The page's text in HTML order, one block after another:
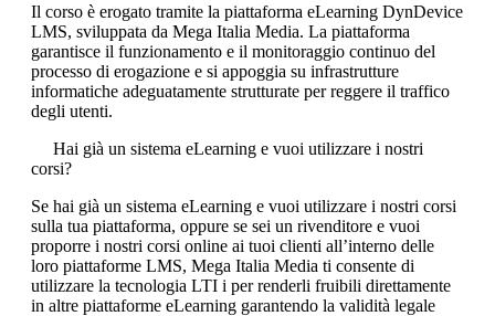
Il corso è erogato tramite la piattaforma eLearning DynDevice
LMS, sviluppata da Mega Italia Media. La piattaforma
garantisce il funzionamento e il monitoraggio continuo del
processo di erogazione e si appoggia su infrastrutture
informatiche adeguatamente strutturate per reggere il traffico
degli utenti.
Hai già un sistema eLearning e vuoi utilizzare i nostri
corsi?
Se hai già un sistema eLearning e vuoi utilizzare i nostri corsi
sulla tua piattaforma, oppure se sei un rivenditore e vuoi
proporre i nostri corsi online ai tuoi clienti all’interno delle
loro piattaforme LMS, Mega Italia Media ti consente di
utilizzare la tecnologia LTI i per renderli fruibili direttamente
in altre piattaforme eLearning garantendo la validità legale